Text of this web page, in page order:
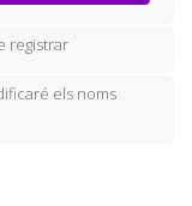
registrar
els noms